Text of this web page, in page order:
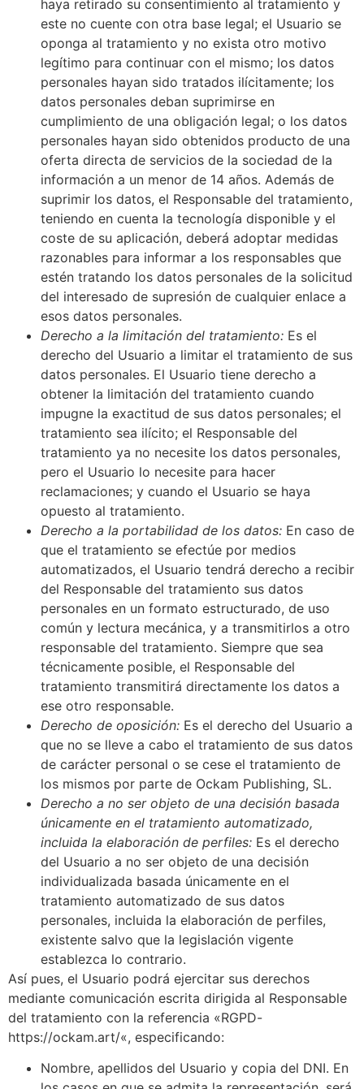
haya retirado su consentimiento al tratamiento y
este no cuente con otra base legal; el Usuario se
oponga al tratamiento y no exista otro motivo
legítimo para continuar con el mismo; los datos
personales hayan sido tratados ilícitamente; los
datos personales deban suprimirse en
cumplimiento de una obligación legal; o los datos
personales hayan sido obtenidos producto de una
oferta directa de servicios de la sociedad de la
información a un menor de 14 años. Además de
suprimir los datos, el Responsable del tratamiento,
teniendo en cuenta la tecnología disponible y el
coste de su aplicación, deberá adoptar medidas
razonables para informar a los responsables que
estén tratando los datos personales de la solicitud
del interesado de supresión de cualquier enlace a
esos datos personales.
Derecho a la limitación del tratamiento: Es el
derecho del Usuario a limitar el tratamiento de sus
datos personales. El Usuario tiene derecho a
obtener la limitación del tratamiento cuando
impugne la exactitud de sus datos personales; el
tratamiento sea ilícito; el Responsable del
tratamiento ya no necesite los datos personales,
pero el Usuario lo necesite para hacer
reclamaciones; y cuando el Usuario se haya
opuesto al tratamiento.
Derecho a la portabilidad de los datos: En caso de
que el tratamiento se efectúe por medios
automatizados, el Usuario tendrá derecho a recibir
del Responsable del tratamiento sus datos
personales en un formato estructurado, de uso
común y lectura mecánica, y a transmitirlos a otro
responsable del tratamiento. Siempre que sea
técnicamente posible, el Responsable del
tratamiento transmitirá directamente los datos a
ese otro responsable.
Derecho de oposición: Es el derecho del Usuario a
que no se lleve a cabo el tratamiento de sus datos
de carácter personal o se cese el tratamiento de
los mismos por parte de Ockam Publishing, SL.
Derecho a no ser objeto de una decisión basada
únicamente en el tratamiento automatizado,
incluida la elaboración de perfiles: Es el derecho
del Usuario a no ser objeto de una decisión
individualizada basada únicamente en el
tratamiento automatizado de sus datos
personales, incluida la elaboración de perfiles,
existente salvo que la legislación vigente
establezca lo contrario.
Así pues, el Usuario podrá ejercitar sus derechos
mediante comunicación escrita dirigida al Responsable
del tratamiento con la referencia «RGPD-
https://ockam.art/«, especificando:
Nombre, apellidos del Usuario y copia del DNI. En